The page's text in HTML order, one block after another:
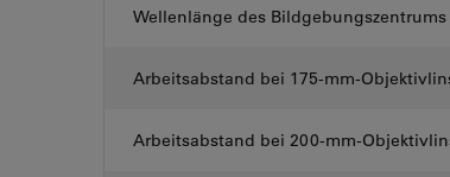
Wellenlänge des Bildgebungszentrums
Arbeitsabstand bei 175-mm-
Arbeitsabstand bei 200-mm-